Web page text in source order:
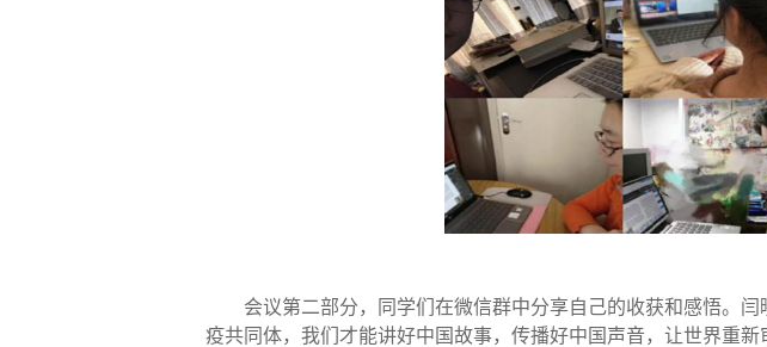
会议第二部分，同学们在微信群中分享自己的收获和感悟。
疫共同体，我们才能讲好中国故事，传播好中国声音，让世界重